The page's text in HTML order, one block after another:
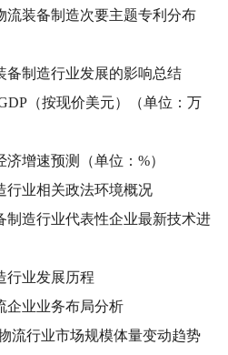
流装备制造次要主题专利分布
备制造行业发展的影响总结
（按现价美元）（单位：万
济增速预测（单位：%）
行业相关政法环境概况
制造行业代表性企业最新技术进
行业发展历程
企业业务布局分析
流行业市场规模体量变动趋势